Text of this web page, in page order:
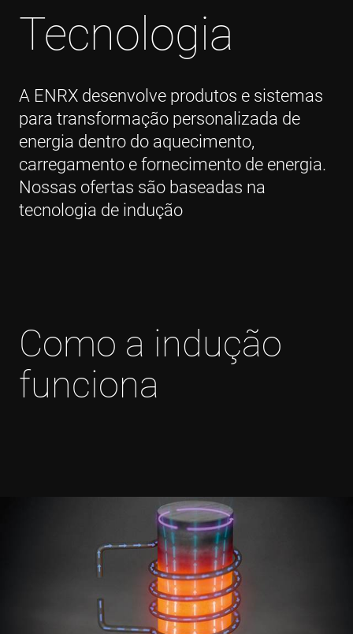
Tecnologia
A ENRX desenvolve produtos e sistemas
para transformação personalizada de
energia dentro do aquecimento,
carregamento e fornecimento de energia.
Nossas ofertas são baseadas na
tecnologia de indução
Como a indução
funciona